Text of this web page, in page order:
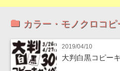
カラー・モノクロコピ
2019/04/10
大判白黒コピー